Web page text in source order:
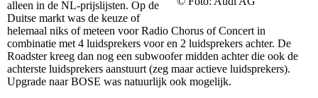
alleen in de NL-prijslijsten. Op de
Duitse markt was de keuze of
helemaal niks of meteen voor Radio Chorus of Concert in
combinatie met 4 luidsprekers voor en 2 luidsprekers achter. De
Roadster kreeg dan nog een subwoofer midden achter die ook de
achterste luidsprekers aanstuurt (zeg maar actieve luidsprekers).
Upgrade naar BOSE was natuurlijk ook mogelijk.